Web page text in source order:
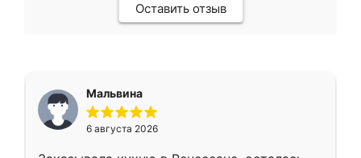
Оставить отзыв
Мальвина
6 августа 2026